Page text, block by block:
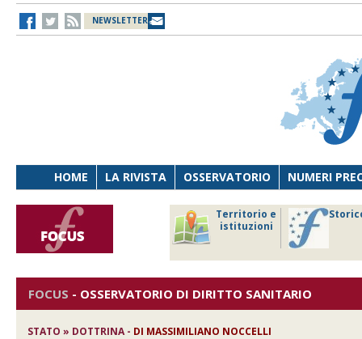
NEWSLETTER
HOME LA RIVISTA OSSERVATORIO NUMERI
Territorio e
istituzioni
FOCUS - OSSERVATORIO DI DIRITTO SANITARIO
STATO » DOTTRINA - DI MASSIMILIANO NOCCELLI